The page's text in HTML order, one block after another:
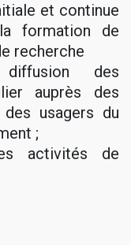
et continue
formation de
recherche
des
auprès des
usagers du
;
activités de